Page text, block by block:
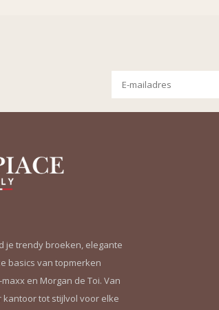
je trendy broeken, elegante
basics van topmerken
en Morgan de Toi. Van
tot stijlvol voor elke